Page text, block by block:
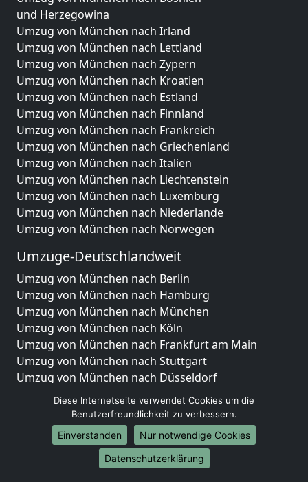
und Herzegowina
Umzug von München nach Irland
Umzug von München nach Lettland
Umzug von München nach Zypern
Umzug von München nach Kroatien
Umzug von München nach Estland
Umzug von München nach Finnland
Umzug von München nach Frankreich
Umzug von München nach Griechenland
Umzug von München nach Italien
Umzug von München nach Liechtenstein
Umzug von München nach Luxemburg
Umzug von München nach Niederlande
Umzug von München nach Norwegen
Umzüge-Deutschlandweit
Umzug von München nach Berlin
Umzug von München nach Hamburg
Umzug von München nach München
Umzug von München nach Köln
Umzug von München nach Frankfurt am Main
Umzug von München nach Stuttgart
Umzug von München nach Düsseldorf
Umzug von München nach Leipzig
Umzug von München nach Dortmund
Umzug von München nach Essen
Umzug von München nach Bremen
Umzug von München nach Dresden
Diese Internetseite verwendet Cookies um die
Benutzerfreundlichkeit zu verbessern.
Einverstanden
Nur notwendige Cookies
Datenschutzerklärung